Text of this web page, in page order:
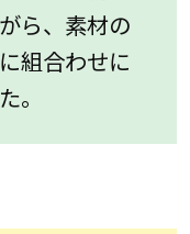
ら、素材の
組合わせに
。